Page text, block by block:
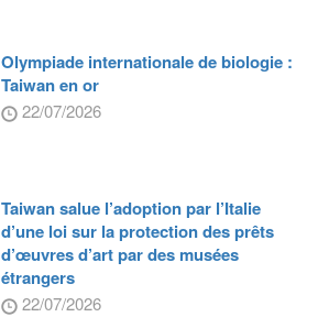
Olympiade internationale de biologie :
Taiwan en or
22/07/2026
Taiwan salue l’adoption par l’Italie
d’une loi sur la protection des prêts
d’œuvres d’art par des musées
étrangers
22/07/2026